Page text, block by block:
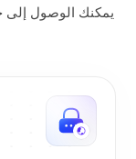
يمكنك الوصول إلى